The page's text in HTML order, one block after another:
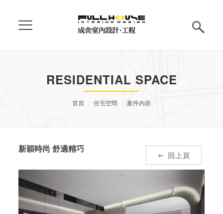
RESIDENTIAL SPACE
首頁 住宅空間 案件內容
新穎時尚 舒適精巧
回上頁